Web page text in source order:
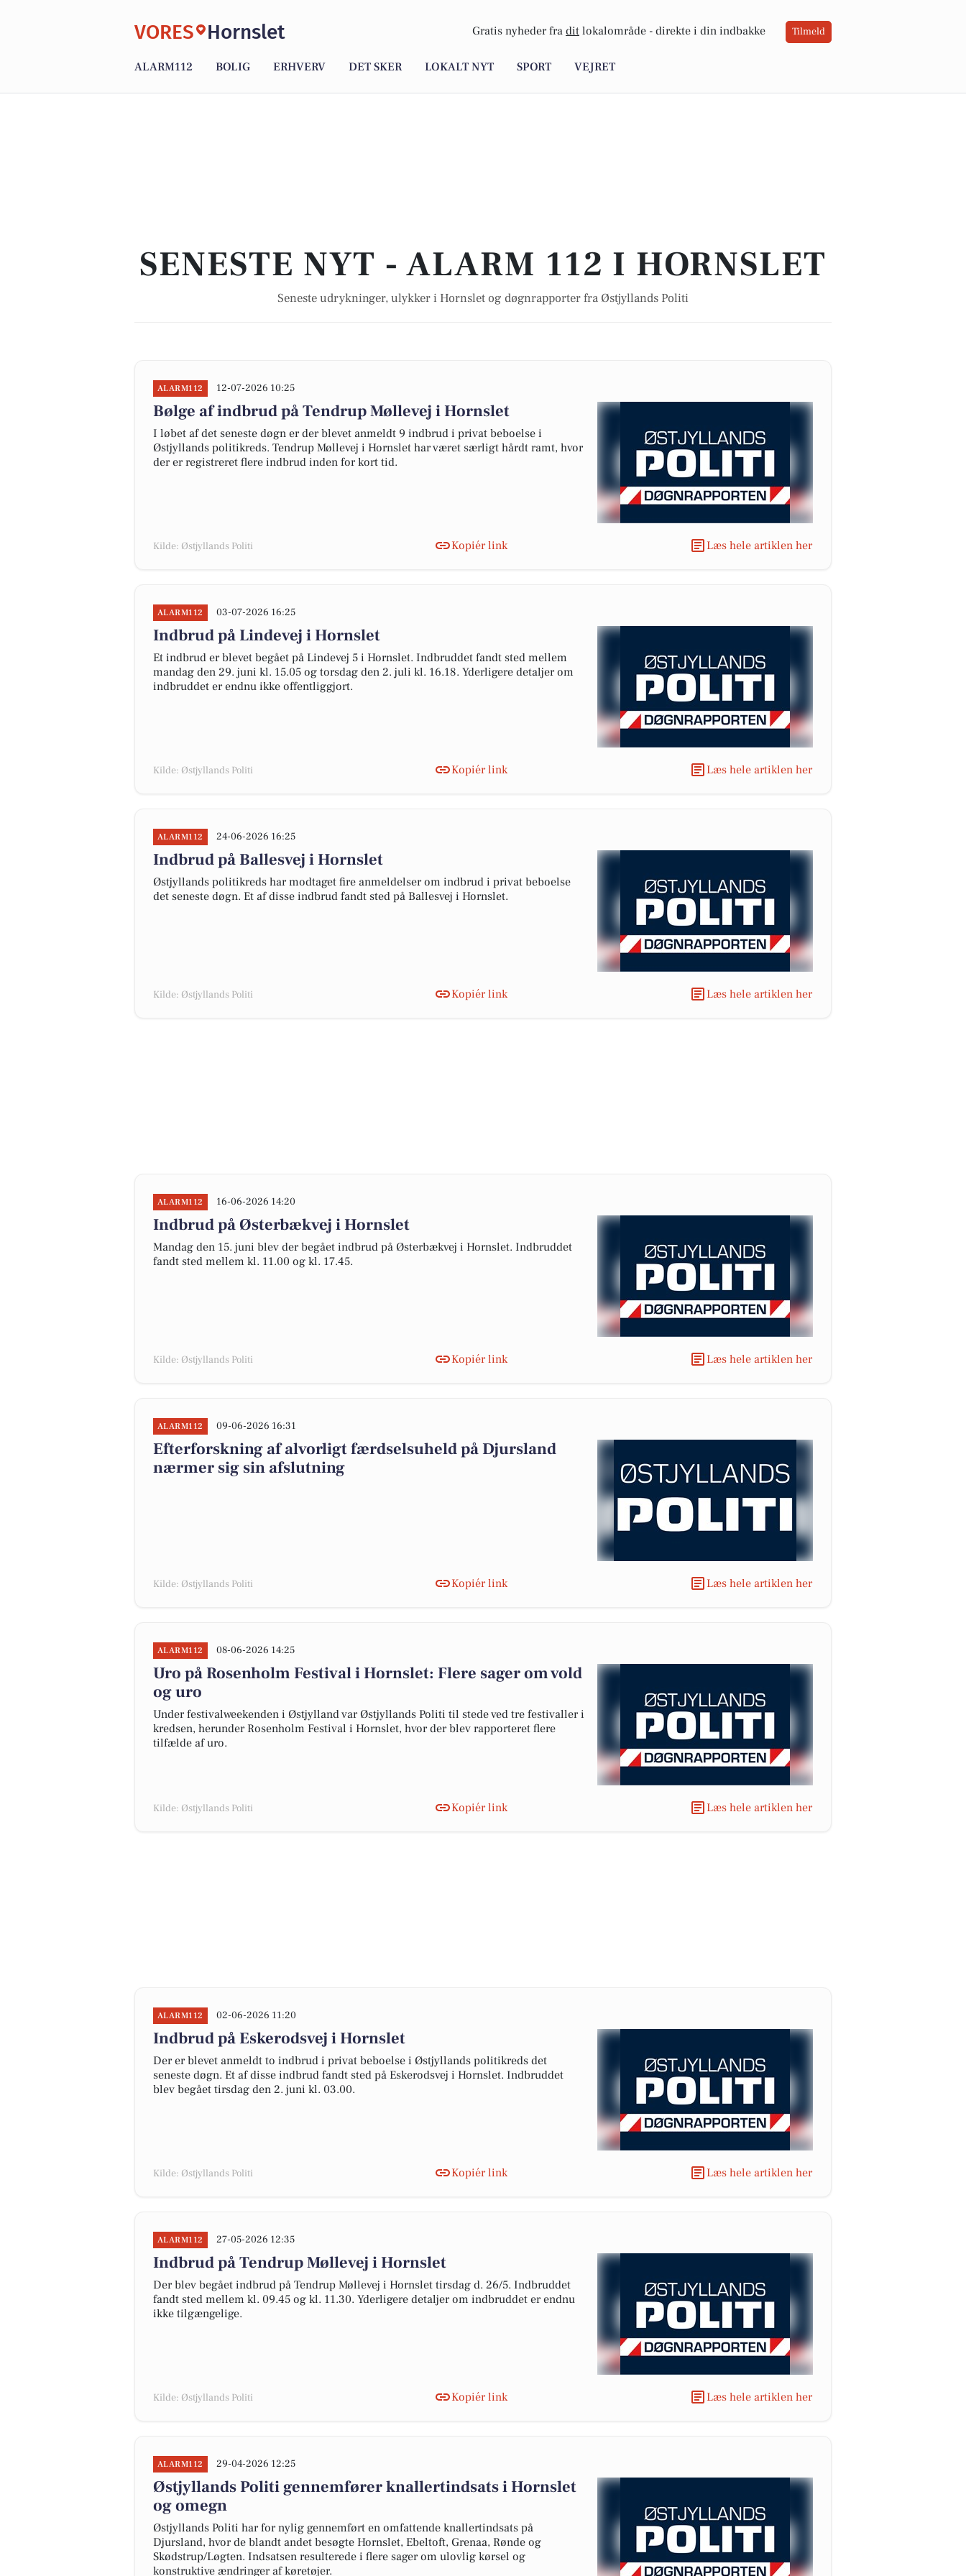
VORES Hornslet Gratis nyheder fra dit lokalområde - direkte i din indbakke Tilmeld
ALARM112 BOLIG ERHVERV DET SKER LOKALT NYT SPORT VEJRET
SENESTE NYT - ALARM 112 I HORNSLET
Seneste udrykninger, ulykker i Hornslet og døgnrapporter fra Østjyllands Politi
ALARM112 12-07-2026 10:25
Bølge af indbrud på Tendrup Møllevej i Hornslet
I løbet af det seneste døgn er der blevet anmeldt 9 indbrud i privat beboelse i
Østjyllands politikreds. Tendrup Møllevej i Hornslet har været særligt hårdt ramt, hvor
der er registreret flere indbrud inden for kort tid.
Kilde: Østjyllands Politi Kopiér link Læs hele artiklen her
ALARM112 03-07-2026 16:25
Indbrud på Lindevej i Hornslet
Et indbrud er blevet begået på Lindevej 5 i Hornslet. Indbruddet fandt sted mellem
mandag den 29. juni kl. 15.05 og torsdag den 2. juli kl. 16.18. Yderligere detaljer om
indbruddet er endnu ikke offentliggjort.
Kilde: Østjyllands Politi Kopiér link Læs hele artiklen her
ALARM112 24-06-2026 16:25
Indbrud på Ballesvej i Hornslet
Østjyllands politikreds har modtaget fire anmeldelser om indbrud i privat beboelse
det seneste døgn. Et af disse indbrud fandt sted på Ballesvej i Hornslet.
Kilde: Østjyllands Politi Kopiér link Læs hele artiklen her
ALARM112 16-06-2026 14:20
Indbrud på Østerbækvej i Hornslet
Mandag den 15. juni blev der begået indbrud på Østerbækvej i Hornslet. Indbruddet
fandt sted mellem kl. 11.00 og kl. 17.45.
Kilde: Østjyllands Politi Kopiér link Læs hele artiklen her
ALARM112 09-06-2026 16:31
Efterforskning af alvorligt færdselsuheld på Djursland
nærmer sig sin afslutning
Kilde: Østjyllands Politi Kopiér link Læs hele artiklen her
ALARM112 08-06-2026 14:25
Uro på Rosenholm Festival i Hornslet: Flere sager om vold
og uro
Under festivalweekenden i Østjylland var Østjyllands Politi til stede ved tre festivaller i
kredsen, herunder Rosenholm Festival i Hornslet, hvor der blev rapporteret flere
tilfælde af uro.
Kilde: Østjyllands Politi Kopiér link Læs hele artiklen her
ALARM112 02-06-2026 11:20
Indbrud på Eskerodsvej i Hornslet
Der er blevet anmeldt to indbrud i privat beboelse i Østjyllands politikreds det
seneste døgn. Et af disse indbrud fandt sted på Eskerodsvej i Hornslet. Indbruddet
blev begået tirsdag den 2. juni kl. 03.00.
Kilde: Østjyllands Politi Kopiér link Læs hele artiklen her
ALARM112 27-05-2026 12:35
Indbrud på Tendrup Møllevej i Hornslet
Der blev begået indbrud på Tendrup Møllevej i Hornslet tirsdag d. 26/5. Indbruddet
fandt sted mellem kl. 09.45 og kl. 11.30. Yderligere detaljer om indbruddet er endnu
ikke tilgængelige.
Kilde: Østjyllands Politi Kopiér link Læs hele artiklen her
ALARM112 29-04-2026 12:25
Østjyllands Politi gennemfører knallertindsats i Hornslet
og omegn
Østjyllands Politi har for nylig gennemført en omfattende knallertindsats på
Djursland, hvor de blandt andet besøgte Hornslet, Ebeltoft, Grenaa, Rønde og
Skødstrup/Løgten. Indsatsen resulterede i flere sager om ulovlig kørsel og
konstruktive ændringer af køretøjer.